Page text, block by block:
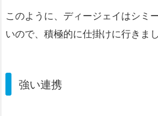
このように、ディージェイはシミ
いので、積極的に仕掛けに行きまし
強い連携